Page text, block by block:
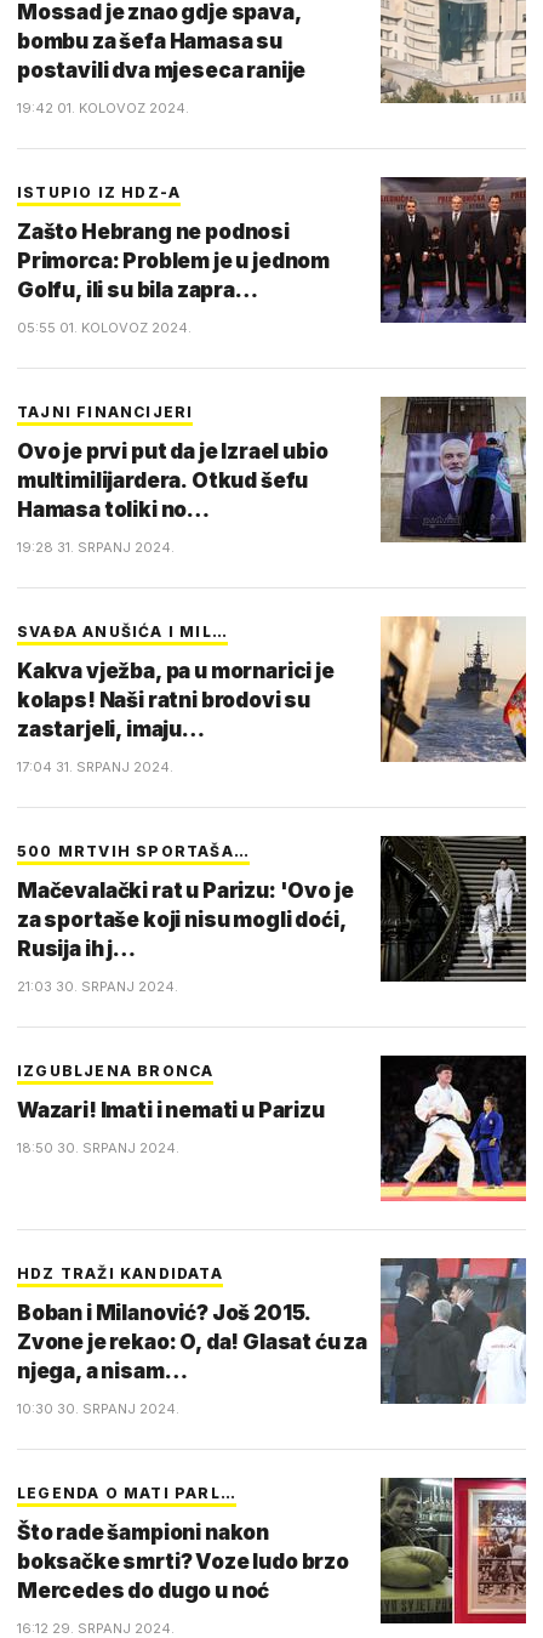
Mossad je znao gdje spava,
bombu za šefa Hamasa su
postavili dva mjeseca ranije
19:42 01. KOLOVOZ 2024.
ISTUPIO IZ HDZ-A
Zašto Hebrang ne podnosi
Primorca: Problem je u jednom
Golfu, ili su bila zapra…
05:55 01. KOLOVOZ 2024.
TAJNI FINANCIJERI
Ovo je prvi put da je Izrael ubio
multimilijardera. Otkud šefu
Hamasa toliki no…
19:28 31. SRPANJ 2024.
SVAĐA ANUŠIĆA I MIL…
Kakva vježba, pa u mornarici je
kolaps! Naši ratni brodovi su
zastarjeli, imaju…
17:04 31. SRPANJ 2024.
500 MRTVIH SPORTAŠA…
Mačevalački rat u Parizu: 'Ovo je
za sportaše koji nisu mogli doći,
Rusija ih j…
21:03 30. SRPANJ 2024.
IZGUBLJENA BRONCA
Wazari! Imati i nemati u Parizu
18:50 30. SRPANJ 2024.
HDZ TRAŽI KANDIDATA
Boban i Milanović? Još 2015.
Zvone je rekao: O, da! Glasat ću za
njega, a nisam…
10:30 30. SRPANJ 2024.
LEGENDA O MATI PARL…
Što rade šampioni nakon
boksačke smrti? Voze ludo brzo
Mercedes do dugo u noć
16:12 29. SRPANJ 2024.